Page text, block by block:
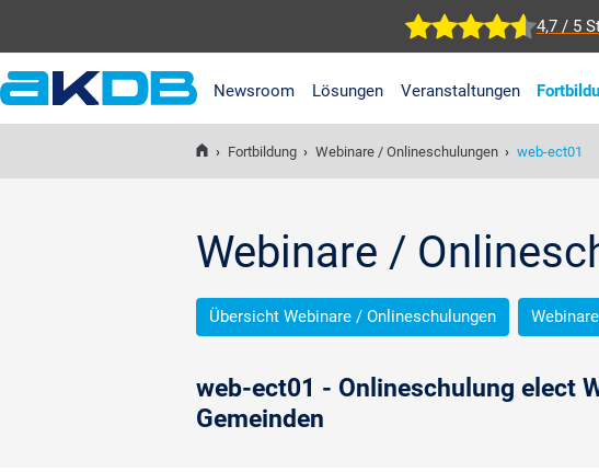
4,7 / 5
Newsroom Lösungen Veranstaltungen
› Fortbildung › Webinare / Onlineschulungen › web-ect01
Webinare /
Übersicht Webinare / Onlineschulungen
web-ect01 - Onlineschulung elect
Gemeinden